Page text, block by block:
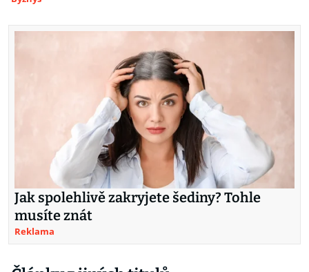
Jak spolehlivě zakryjete šediny? Tohle
musíte znát
Reklama